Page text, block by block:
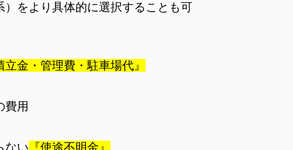
）をより具体的に選択することも可
立金・管理費・駐車場代』
費用
ない 『使途不明金』